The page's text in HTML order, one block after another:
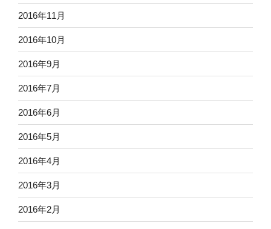
2016年11月
2016年10月
2016年9月
2016年7月
2016年6月
2016年5月
2016年4月
2016年3月
2016年2月